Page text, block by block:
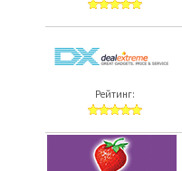
Рейтинг: